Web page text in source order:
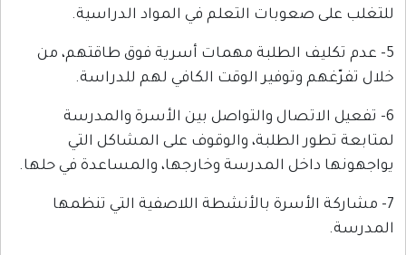
التعلم في المواد الدراسية.
الطلبة مهمات أسرية فوق طاقتهم، من
وتوفير الوقت الكافي لهم للدراسة.
والتواصل بين الأسرة والمدرسة
الطلبة، والوقوف على المشاكل التي
المدرسة وخارجها، والمساعدة في حلها.
بالأنشطة اللاصفية التي تنظمها